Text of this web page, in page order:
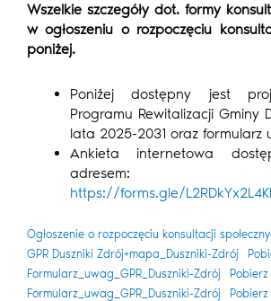
Wszelkie szczegóły dot. formy
w ogłoszeniu o rozpoczęciu
poniżej.
Poniżej dostępny jest
Programu Rewitalizacji Gminy
lata 2025-2031 oraz formularz
Ankieta internetowa
adresem:
https://forms.gle/
Ogłoszenie o rozpoczęciu konsultacji
GPR Duszniki Zdrój+mapa_Duszniki-Zdrój
Formularz_uwag_GPR_Duszniki-Zdrój
Pobierz
Formularz_uwag_GPR_Duszniki-Zdrój
Pobierz